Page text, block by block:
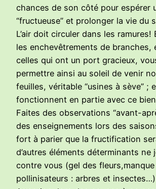
chances de son côté pour espérer
“fructueuse” et prolonger la vie du
L’air doit circuler dans les ramures!
les enchevêtrements de branches,
celles qui ont un port gracieux,
permettre ainsi au soleil de venir
feuilles, véritable “usines à sève” ;
fonctionnent en partie avec ce
Faites des observations “avant-
des enseignements lors des
fort à parier que la fructification
d’autres éléments déterminants ne
contre vous (gel des
pollinisateurs : arbres et insectes…)